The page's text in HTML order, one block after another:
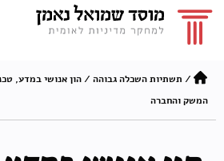
/ תשתיות השכלה גבוהה /הון אנושי במדע,
המשק והחברה